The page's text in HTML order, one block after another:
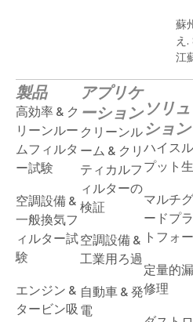
蘇
え
江
製品
高効率 & ク
リーンルー
ムフィルタ
ー試験
空調設備 &
一般換気フ
ィルター試
験
エンジン &
タービン吸
アプリケ
ーション
クリーンル
ーム & クリ
ティカルフ
ィルターの
検証
空調設備 &
工業用ろ過
自動車 & 発
電
ソリ
ション
ハイス
プット
マルチ
ードプ
トフォ
定量的
修理